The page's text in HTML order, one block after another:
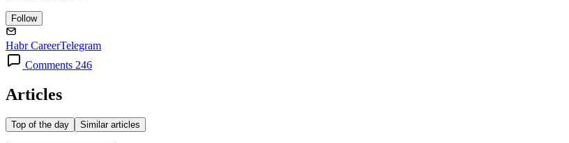
Follow
Habr CareerTelegram
Comments 246
Articles
Top of the day Similar articles